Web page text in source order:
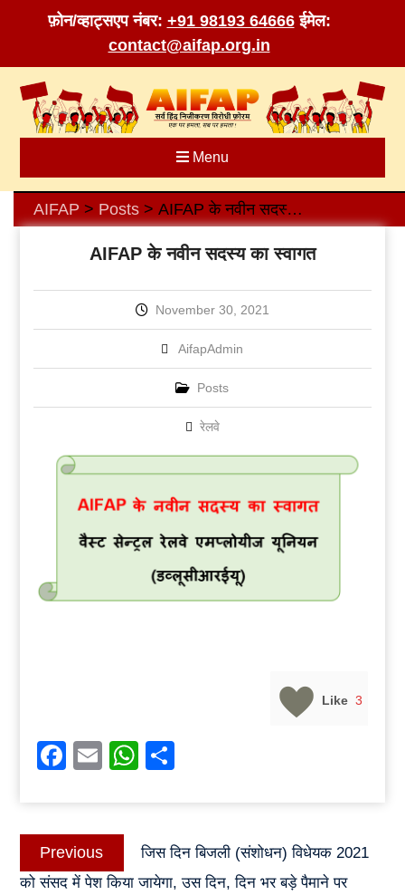
फ़ोन/व्हाट्सएप नंबर: +91 98193 64666 ईमेल:
contact@aifap.org.in
content
Menu
AIFAP > Posts> AIFAP के नवीन सदस्य का स्वागत
AIFAP के नवीन सदस्य का स्वागत
November 30, 2021
AifapAdmin
Posts
रेलवे
Like 3
Facebook
EmailWhatsApp
Share
Post
navigation
Previous
Previous
post:
जिस दिन बिजली (संशोधन) विधेयक 2021
को संसद में पेश किया जायेगा, उस दिन, दिन भर बड़े पैमाने पर